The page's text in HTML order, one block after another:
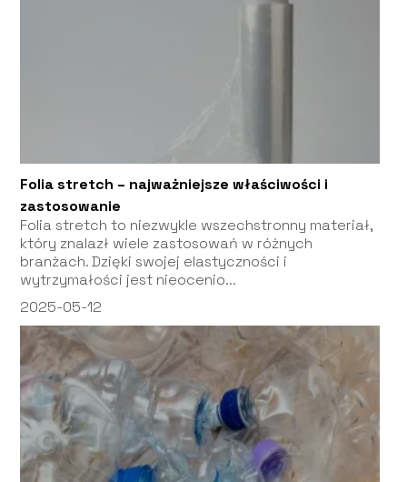
Folia stretch – najważniejsze właściwości i
zastosowanie
Folia stretch to niezwykle wszechstronny materiał,
który znalazł wiele zastosowań w różnych
branżach. Dzięki swojej elastyczności i
wytrzymałości jest nieocenio...
2025-05-12